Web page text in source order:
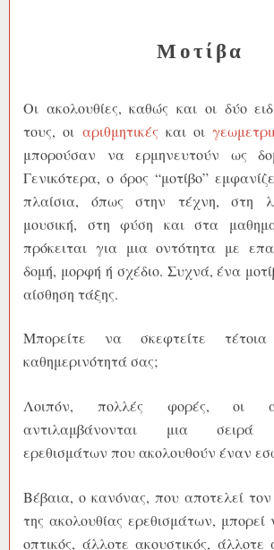
Μοτίβα
Οι ακολουθίες, καθώς και οι δύο
τους, οι αριθμητικές και οι
μπορούσαν να ερμηνευτούν ως
Γενικότερα, ο όρος “μοτίβο”
πλαίσια, όπως στην τέχνη, στη
μουσική, στη φύση και στα
πρόκειται για μια οντότητα με
δομή, μορφή ή σχέδιο. Συχνά, ένα
αίσθηση τάξης.
Μπορείτε να σκεφτείτε
καθημερινότητά σας;
Λοιπόν, πολλές φορές, οι
αντιλαμβάνονται μια σειρά
ερεθισμάτων που ακολουθούν έναν
Βέβαια, ο κανόνας, που αποτελεί τον
της ακολουθίας ερεθισμάτων, μπορεί
οπτικός, άλλοτε ακουστικός, άλλοτε